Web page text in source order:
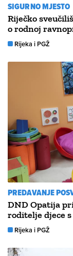
SIGURNO MJESTO
Riječko
o rodnoj
Rijeka i PGŽ
PREDAVANJE
DND Opatija
roditelje djece
Rijeka i PGŽ